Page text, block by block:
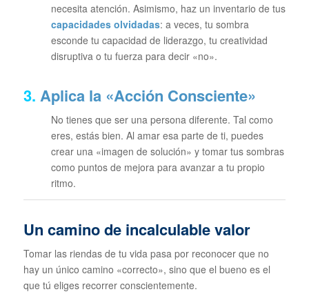
necesita atención. Asimismo, haz un inventario de tus
capacidades olvidadas: a veces, tu sombra
esconde tu capacidad de liderazgo, tu creatividad
disruptiva o tu fuerza para decir «no».
3. Aplica la «Acción Consciente»
No tienes que ser una persona diferente. Tal como
eres, estás bien. Al amar esa parte de ti, puedes
crear una «imagen de solución» y tomar tus sombras
como puntos de mejora para avanzar a tu propio
ritmo.
Un camino de incalculable valor
Tomar las riendas de tu vida pasa por reconocer que no
hay un único camino «correcto», sino que el bueno es el
que tú eliges recorrer conscientemente.